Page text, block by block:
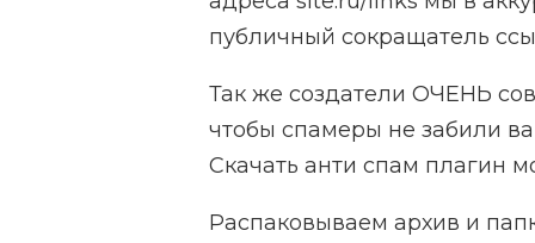
публичный сокращатель
Так же создатели ОЧЕНЬ
чтобы спамеры не забили
Скачать анти спам плагин
Распаковываем архив и